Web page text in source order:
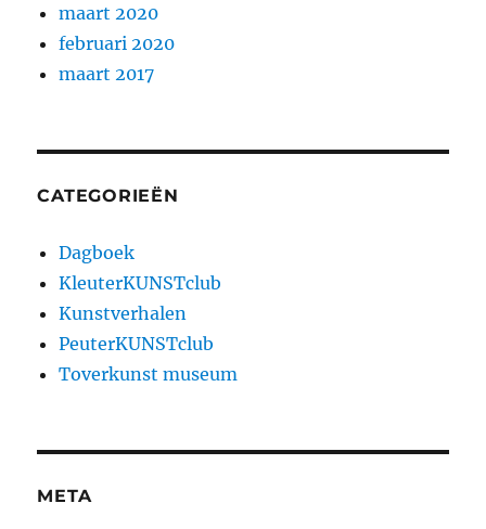
maart 2020
februari 2020
maart 2017
CATEGORIEËN
Dagboek
KleuterKUNSTclub
Kunstverhalen
PeuterKUNSTclub
Toverkunst museum
META